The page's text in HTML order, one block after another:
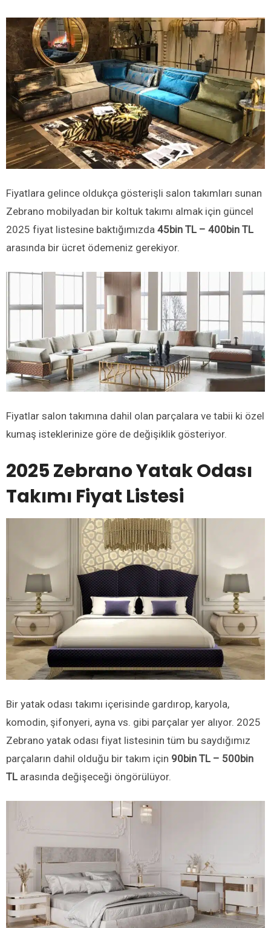
Fiyatlara gelince oldukça gösterişli salon takımları sunan
Zebrano mobilyadan bir koltuk takımı almak için güncel
2025 fiyat listesine baktığımızda 45bin TL – 400bin TL
arasında bir ücret ödemeniz gerekiyor.
Fiyatlar salon takımına dahil olan parçalara ve tabii ki özel
kumaş isteklerinize göre de değişiklik gösteriyor.
2025 Zebrano Yatak Odası
Takımı Fiyat Listesi
Bir yatak odası takımı içerisinde gardırop, karyola,
komodin, şifonyeri, ayna vs. gibi parçalar yer alıyor. 2025
Zebrano yatak odası fiyat listesinin tüm bu saydığımız
parçaların dahil olduğu bir takım için 90bin TL – 500bin
TL arasında değişeceği öngörülüyor.